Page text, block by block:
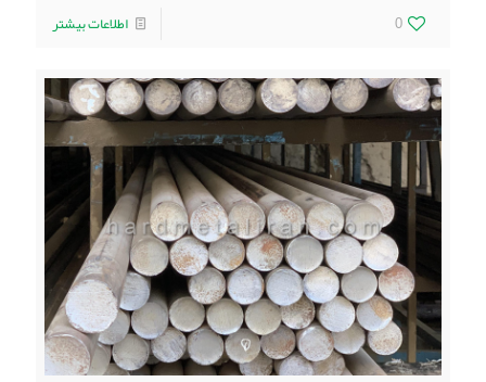
0
اطلاعات بیشتر